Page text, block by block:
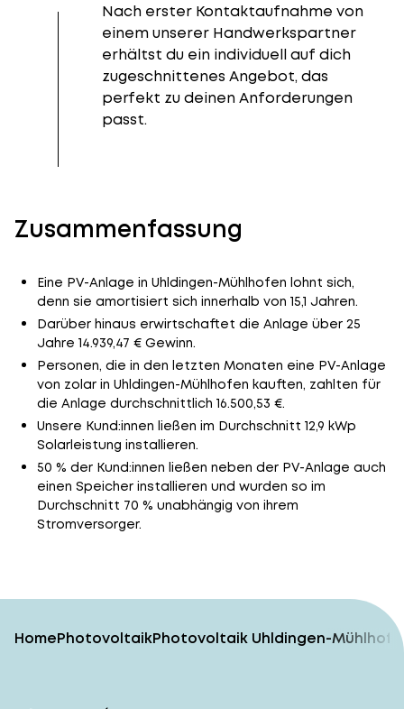
Nach erster Kontaktaufnahme von
einem unserer Handwerkspartner
erhältst du ein individuell auf dich
zugeschnittenes Angebot, das
perfekt zu deinen Anforderungen
passt.
Zusammenfassung
Eine PV-Anlage in Uhldingen-Mühlhofen lohnt sich,
denn sie amortisiert sich innerhalb von 15,1 Jahren.
Darüber hinaus erwirtschaftet die Anlage über 25
Jahre 14.939,47 € Gewinn.
Personen, die in den letzten Monaten eine PV-Anlage
von zolar in Uhldingen-Mühlhofen kauften, zahlten für
die Anlage durchschnittlich 16.500,53 €.
Unsere Kund:innen ließen im Durchschnitt 12,9 kWp
Solarleistung installieren.
50 % der Kund:innen ließen neben der PV-Anlage auch
einen Speicher installieren und wurden so im
Durchschnitt 70 % unabhängig von ihrem
Stromversorger.
HomePhotovoltaikPhotovoltaik Uhldingen-